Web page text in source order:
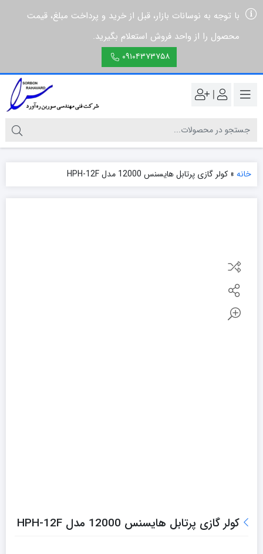
با توجه به نوسانات بازار، قبل از خرید و پرداخت مبلغ، قیمت
محصول را از واحد فروش استعلام بگیرید.
۰۹۱۰۴۳۷۳۷۵۸
|
خانه » کولر گازی پرتابل هایسنس 12000 مدل HPH-12F
کولر گازی پرتابل هایسنس 12000 مدل HPH-12F